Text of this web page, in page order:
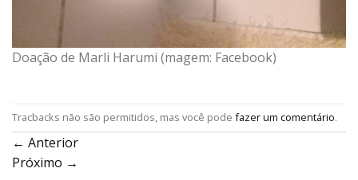
Doação de Marli Harumi (magem: Facebook)
Tracbacks não são permitidos, mas você pode fazer um comentário.
← Anterior
Próximo →